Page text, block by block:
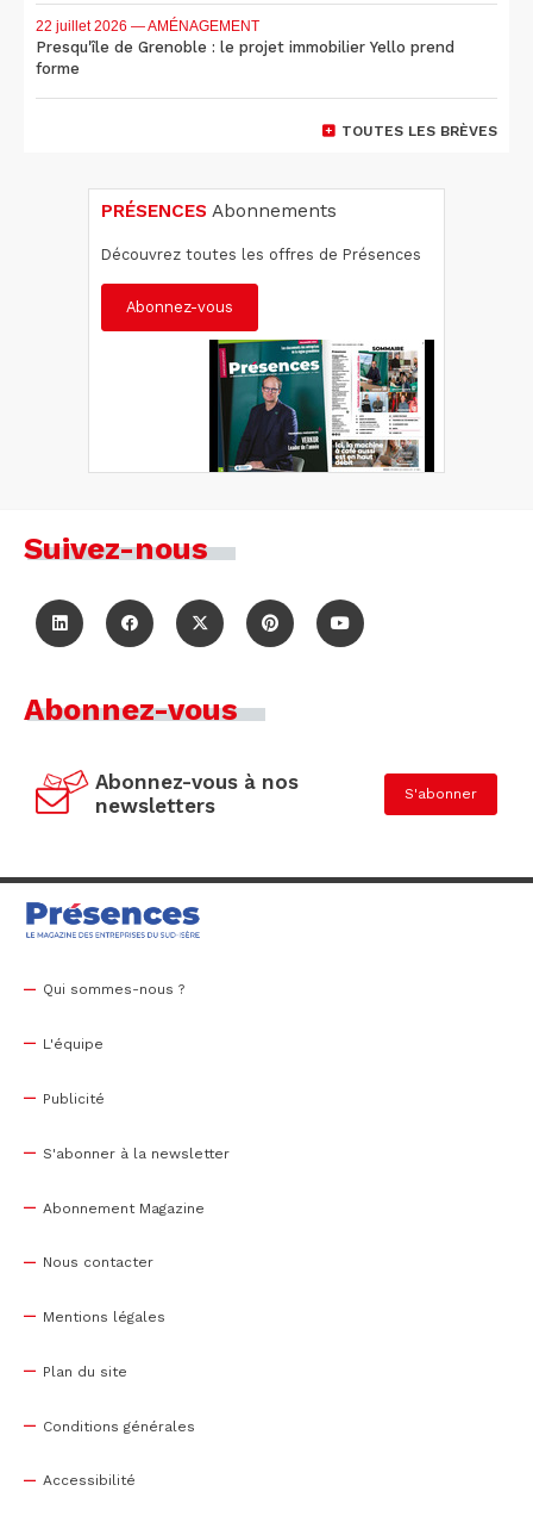
22 juillet 2026 — AMÉNAGEMENT
Presqu'île de Grenoble : le projet immobilier Yello prend
forme
TOUTES LES BRÈVES
PRÉSENCES Abonnements
Découvrez toutes les offres de Présences
Abonnez-vous
Suivez-nous
Abonnez-vous
Abonnez-vous à nos
newsletters
S'abonner
Qui sommes-nous ?
L'équipe
Publicité
S'abonner à la newsletter
Abonnement Magazine
Nous contacter
Mentions légales
Plan du site
Conditions générales
Accessibilité